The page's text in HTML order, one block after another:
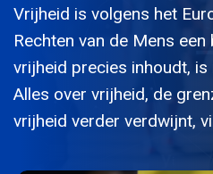
Vrijheid is volgens het
Rechten van de Mens
vrijheid precies inhoudt,
Alles over vrijheid, de
vrijheid verder verdwijnt,